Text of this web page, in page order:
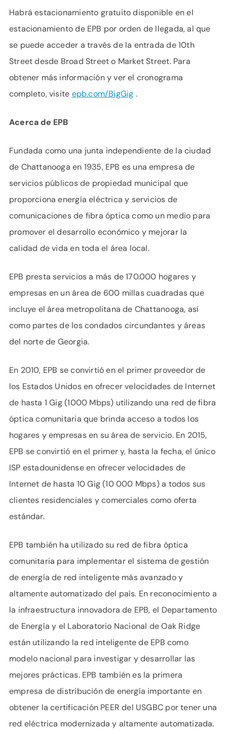
Habrá estacionamiento gratuito disponible en el
estacionamiento de EPB por orden de llegada, al que
se puede acceder a través de la entrada de 10th
Street desde Broad Street o Market Street. Para
obtener más información y ver el cronograma
completo, visite epb.com/BigGig .
Acerca de EPB
Fundada como una junta independiente de la ciudad
de Chattanooga en 1935, EPB es una empresa de
servicios públicos de propiedad municipal que
proporciona energía eléctrica y servicios de
comunicaciones de fibra óptica como un medio para
promover el desarrollo económico y mejorar la
calidad de vida en toda el área local.
EPB presta servicios a más de 170.000 hogares y
empresas en un área de 600 millas cuadradas que
incluye el área metropolitana de Chattanooga, así
como partes de los condados circundantes y áreas
del norte de Georgia.
En 2010, EPB se convirtió en el primer proveedor de
los Estados Unidos en ofrecer velocidades de Internet
de hasta 1 Gig (1000 Mbps) utilizando una red de fibra
óptica comunitaria que brinda acceso a todos los
hogares y empresas en su área de servicio. En 2015,
EPB se convirtió en el primer y, hasta la fecha, el único
ISP estadounidense en ofrecer velocidades de
Internet de hasta 10 Gig (10 000 Mbps) a todos sus
clientes residenciales y comerciales como oferta
estándar.
EPB también ha utilizado su red de fibra óptica
comunitaria para implementar el sistema de gestión
de energía de red inteligente más avanzado y
altamente automatizado del país. En reconocimiento a
la infraestructura innovadora de EPB, el Departamento
de Energía y el Laboratorio Nacional de Oak Ridge
están utilizando la red inteligente de EPB como
modelo nacional para investigar y desarrollar las
mejores prácticas. EPB también es la primera
empresa de distribución de energía importante en
obtener la certificación PEER del USGBC por tener una
red eléctrica modernizada y altamente automatizada.